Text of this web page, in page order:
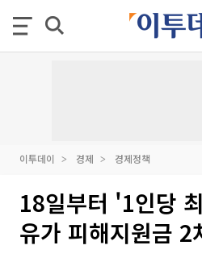
이투데이 경제 경제정책
18일부터 '1인당
유가 피해지원금 2